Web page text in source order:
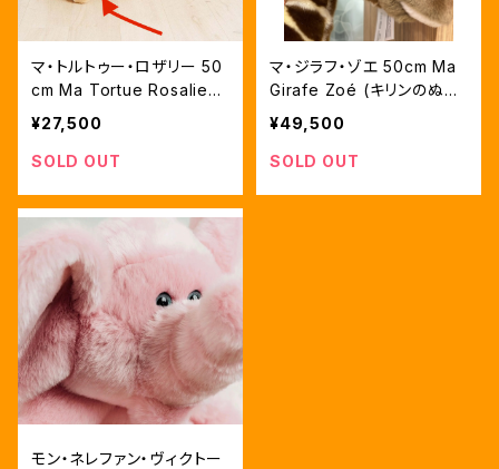
マ・トルトゥー・ロザリー 50
cm Ma Tortue Rosalie
(カメのぬいぐるみ)
¥27,500
SOLD OUT
マ・ジラフ・ゾエ 50cm Ma
Girafe Zoé (キリンのぬい
ぐるみ）
¥49,500
SOLD OUT
モン・ネレファン・ヴィクトー